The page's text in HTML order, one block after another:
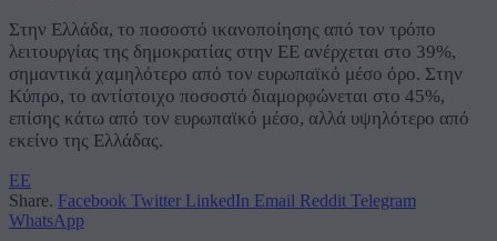
Στην Ελλάδα, το ποσοστό ικανοποίησης από τον τρόπο
λειτουργίας της δημοκρατίας στην ΕΕ ανέρχεται στο 39%,
σημαντικά χαμηλότερο από τον ευρωπαϊκό μέσο όρο. Στην
Κύπρο, το αντίστοιχο ποσοστό διαμορφώνεται στο 45%,
επίσης κάτω από τον ευρωπαϊκό μέσο, αλλά υψηλότερο από
εκείνο της Ελλάδας.
EE
Share. Facebook Twitter LinkedIn Email Reddit Telegram
WhatsApp